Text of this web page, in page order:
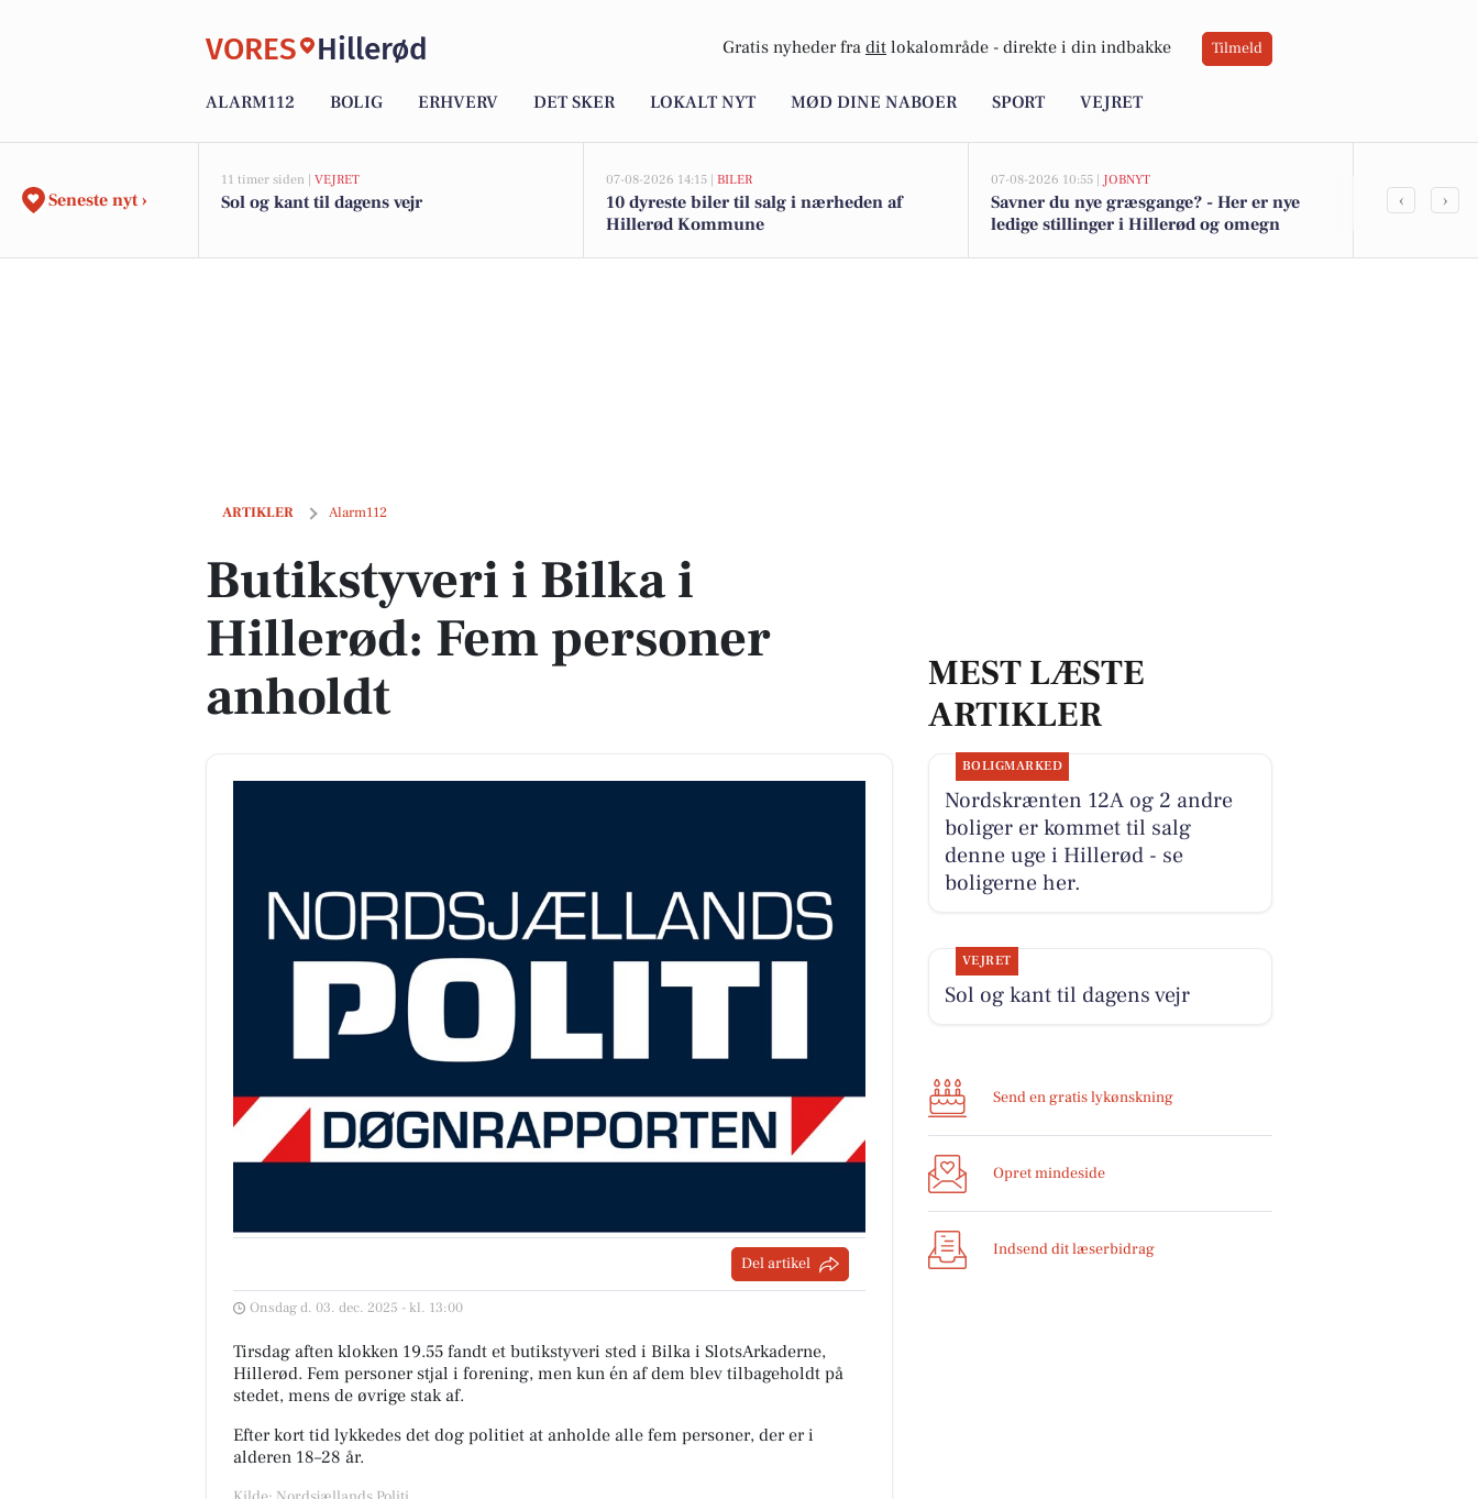
VORES Hillerød Gratis nyheder fra dit lokalområde - direkte i din indbakke Tilmeld
ALARM112 BOLIG ERHVERV DET SKER LOKALT NYT MØD DINE NABOER SPORT VEJRET
Seneste nyt ›
11 timer siden | VEJRET
Sol og kant til dagens vejr
07-08-2026 14:15 | BILER
10 dyreste biler til salg i nærheden af
Hillerød Kommune
07-08-2026 10:55 | JOBNYT
Savner du nye græsgange? - Her er nye
ledige stillinger i Hillerød og omegn
‹ ›
ARTIKLER Alarm112
Butikstyveri i Bilka i Hillerød: Fem personer anholdt
Butikstyveri i Bilka i
Hillerød: Fem personer
anholdt
Del artikel
Onsdag d. 03. dec. 2025 - kl. 13:00
Tirsdag aften klokken 19.55 fandt et butikstyveri sted i Bilka i SlotsArkaderne,
Hillerød. Fem personer stjal i forening, men kun én af dem blev tilbageholdt på
stedet, mens de øvrige stak af.
Efter kort tid lykkedes det dog politiet at anholde alle fem personer, der er i
alderen 18–28 år.
MEST LÆSTE
ARTIKLER
BOLIGMARKED
Nordskrænten 12A og 2 andre
boliger er kommet til salg
denne uge i Hillerød - se
boligerne her.
VEJRET
Sol og kant til dagens vejr
Send en gratis lykønskning
Opret mindeside
Indsend dit læserbidrag